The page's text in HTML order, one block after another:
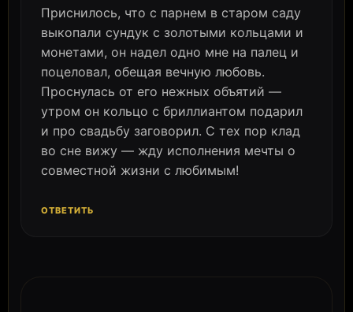
Приснилось, что с парнем в старом саду
выкопали сундук с золотыми кольцами и
монетами, он надел одно мне на палец и
поцеловал, обещая вечную любовь.
Проснулась от его нежных объятий —
утром он кольцо с бриллиантом подарил
и про свадьбу заговорил. С тех пор клад
во сне вижу — жду исполнения мечты о
совместной жизни с любимым!
ОТВЕТИТЬ